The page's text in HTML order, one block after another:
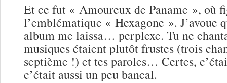
Et ce fut « Amoureux de Paname », où
l’emblématique « Hexagone ». J’avoue
album me laissa… perplexe. Tu ne
musiques étaient plutôt frustes (trois
septième !) et tes paroles… Certes,
c’était aussi un peu bancal.